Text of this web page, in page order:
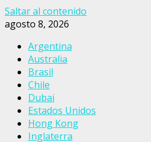
Saltar al contenido
agosto 8, 2026
Argentina
Australia
Brasil
Chile
Dubai
Estados Unidos
Hong Kong
Inglaterra